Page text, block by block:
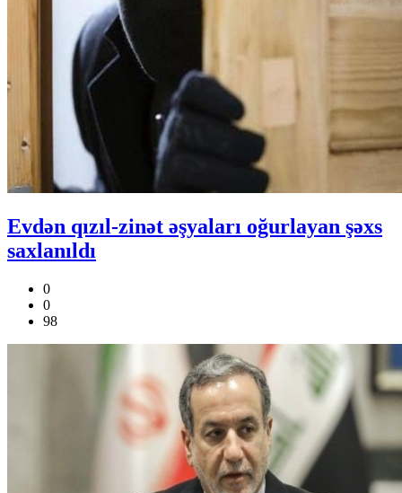
Evdən qızıl-zinət əşyaları oğurlayan şəxs
saxlanıldı
0
0
98